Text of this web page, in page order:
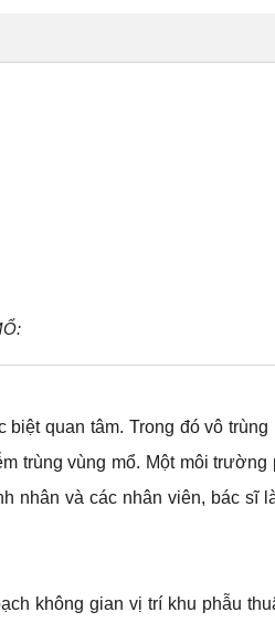
quan tâm. Trong đó vô trùng
trùng vùng mổ. Một môi trường
nhân và các nhân viên, bác sĩ
không gian vị trí khu phẫu